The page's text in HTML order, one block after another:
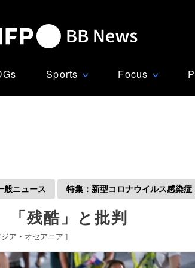
Sports ∨ Focus ∨
般ニュース 特集：新型コロナウイルス感染症
「残酷」と批判
ジア・オセアニア ]